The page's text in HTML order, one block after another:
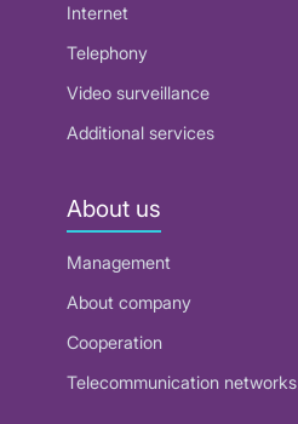
Internet
Telephony
Video surveillance
Additional services
About us
Management
About company
Cooperation
Telecommunication networks